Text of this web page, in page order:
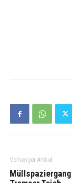
Vorheriger Artikel
Müllspaziergang